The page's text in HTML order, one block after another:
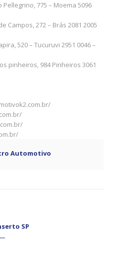
Pellegrino, 775 – Moema 5096
Campos, 272 – Brás 2081 2005
520 – Tucuruvi 2951 0046 –
pinheiros, 984 Pinheiros 3061
Automotivo
SP